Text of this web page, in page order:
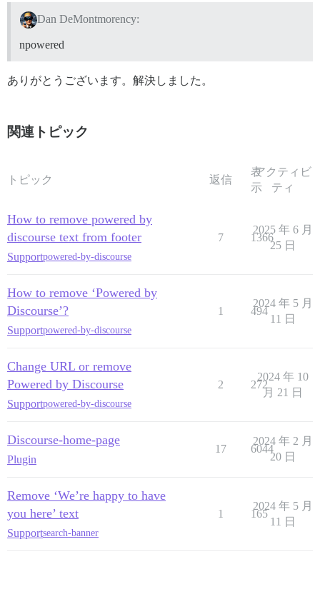
Dan DeMontmorency:
npowered
ありがとうございます。解決しました。
関連トピック
トピック 返信
表
示
アクティビ
ティ
How to remove powered by
discourse text from footer
Supportpowered-by-discourse
7 1366
2025 年 6 月
25 日
How to remove ‘Powered by
Discourse’?
Supportpowered-by-discourse
1 494
2024 年 5 月
11 日
Change URL or remove
Powered by Discourse
Supportpowered-by-discourse
2 272
2024 年 10
月 21 日
Discourse-home-page
Plugin
17 6044
2024 年 2 月
20 日
Remove ‘We’re happy to have
you here’ text
Supportsearch-banner
1 165
2024 年 5 月
11 日